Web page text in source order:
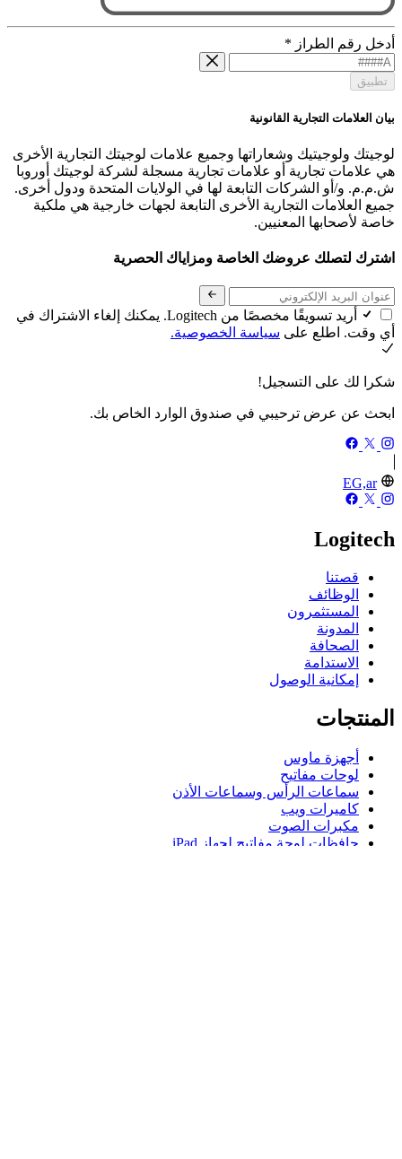
أدخل رقم الطراز *
تطبيق
بيان العلامات التجارية القانونية
لوجيتك ولوجيتيك وشعاراتها وجميع علامات لوجيتك التجارية الأخرى
هي علامات تجارية أو علامات تجارية مسجلة لشركة لوجيتك أوروبا
ش.م.م. و/أو الشركات التابعة لها في الولايات المتحدة ودول أخرى.
جميع العلامات التجارية الأخرى التابعة لجهات خارجية هي ملكية
خاصة لأصحابها المعنيين.
اشترك لتصلك عروضك الخاصة ومزاياك الحصرية
أريد تسويقًا مخصصًا من Logitech. يمكنك إلغاء الاشتراك في
أي وقت. اطلع على سياسة الخصوصية.
شكرا لك على التسجيل!
ابحث عن عرض ترحيبي في صندوق الوارد الخاص بك.
EG,ar
Logitech
قصتنا
الوظائف
المستثمرون
المدونة
الصحافة
الاستدامة
إمكانية الوصول
المنتجات
أجهزة ماوس
لوحات مفاتيح
سماعات الرأس وسماعات الأذن
كاميرات ويب
مكبرات الصوت
حافظات لوحة مفاتيح لجهاز iPad